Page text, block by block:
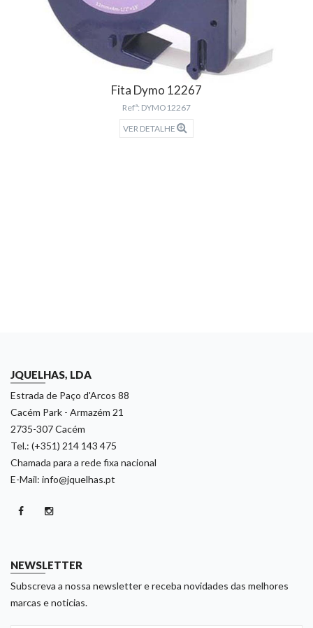
Fita Dymo 12267
Refª: DYMO12267
VER DETALHE
JQUELHAS, LDA
Estrada de Paço d'Arcos 88
Cacém Park - Armazém 21
2735-307 Cacém
Tel.: (+351) 214 143 475
Chamada para a rede fixa nacional
E-Mail: info@jquelhas.pt
NEWSLETTER
Subscreva a nossa newsletter e receba novidades das melhores
marcas e noticias.